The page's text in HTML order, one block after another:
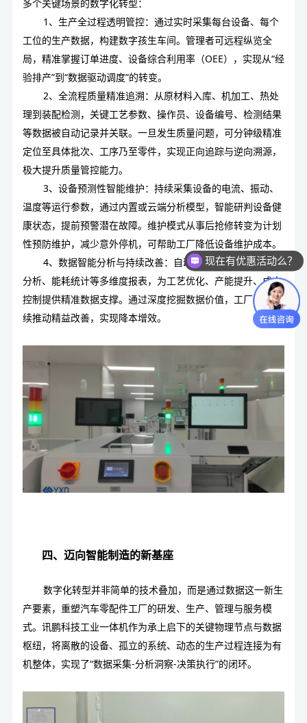
多个关键场景的数字化转型：
1、生产全过程透明管控：通过实时采集每台设备、每个
工位的生产数据，构建数字孩生车间。管理者可远程纵览全
局，精准掌握订单进度、设备综合利用率（OEE），实现从“经
验排产”到“数据驱动调度”的转变。
2、全流程质量精准追溯：从原材料入库、机加工、热处
理到装配检测，关键工艺参数、操作员、设备编号、检测结果
等数据被自动记录并关联。一旦发生质量问题，可分钟级精准
定位至具体批次、工序乃至零件，实现正向追踪与逆向溯源，
极大提升质量管控能力。
3、设备预测性智能维护：持续采集设备的电流、振动、
温度等运行参数，通过内置或云端分析模型，智能研判设备健
康状态，提前预警潜在故障。维护模式从事后抢修转变为计划
性预防维护，减少意外停机，可帮助工厂降低设备维护成本。
4、数据智能分析与持续改善：自动生成生产日报、绩效
分析、能耗统计等多维度报表，为工艺优化、产能提升、成本
控制提供精准数据支撑。通过深度挖掘数据价值，工厂能够持
续推动精益改善，实现降本增效。
四、迈向智能制造的新基座
数字化转型并非简单的技术叠加，而是通过数据这一新生
产要素，重塑汽车零配件工厂的研发、生产、管理与服务模
式。 讯鹏科技工业一体机作为承上启下的关键物理节点与数据
枢纽，将离散的设备、孤立的系统、动态的生产过程连接为有
机整体，实现了“数据采集-分析洞察-决策执行”的闭环。
可以介绍下你们的产品么？
现在有优惠活动么？